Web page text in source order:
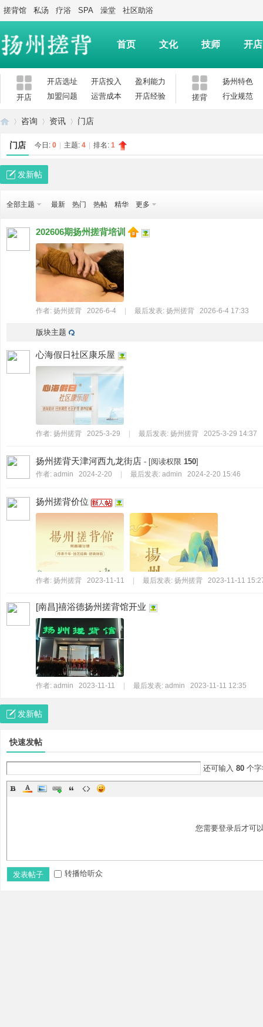
搓背馆 私汤 疗浴 SPA 澡堂 社区助浴
首页 文化 技师 开店
开店
开店选址 开店投入
盈利能力
加盟问题
运营成本 开店经验 搓背
扬州特色
行业规范
扬»
咨询
›
资讯 门店
门店 今日: 0 主题: 4 排名: 1
发新帖
全部主题 最新 热门 热帖 精华 更多
202606期扬州搓背培训
作者: 扬州搓背 2026-6-4 最后发表: 扬州搓背 2026-6-4 17:33
版块主题
心海假日社区康乐屋
作者: 扬州搓背 2025-3-29 最后发表: 扬州搓背 2025-3-29 14:37
扬州搓背天津河西九龙街店 - [阅读权限 150]
作者: admin 2024-2-20 最后发表: admin 2024-2-20 15:46
扬州搓背价位
作者: 扬州搓背 2023-11-11 最后发表: 扬州搓背 2023-11-11
[南昌]禧浴德扬州搓背馆开业
作者: admin 2023-11-11 最后发表: admin 2023-11-11 12:35
发新帖
快速发帖
还可输入 80 个
您需要登录后才可
发表帖子 转播给听众